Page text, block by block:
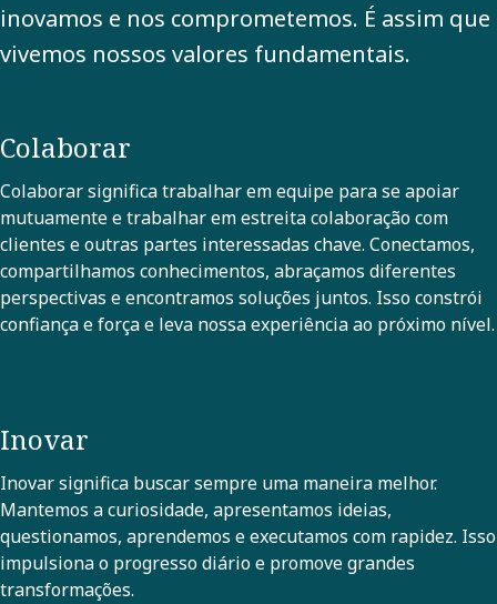
inovamos e nos comprometemos. É assim que
vivemos nossos valores fundamentais.
Colaborar
Colaborar significa trabalhar em equipe para se apoiar
mutuamente e trabalhar em estreita colaboração com
clientes e outras partes interessadas chave. Conectamos,
compartilhamos conhecimentos, abraçamos diferentes
perspectivas e encontramos soluções juntos. Isso constrói
confiança e força e leva nossa experiência ao próximo nível.
Inovar
Inovar significa buscar sempre uma maneira melhor.
Mantemos a curiosidade, apresentamos ideias,
questionamos, aprendemos e executamos com rapidez. Isso
impulsiona o progresso diário e promove grandes
transformações.